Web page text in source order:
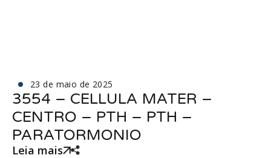
23 de maio de 2025
3554 – CELLULA MATER –
CENTRO – PTH – PTH –
PARATORMONIO
Leia mais